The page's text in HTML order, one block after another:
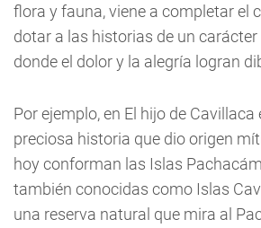
flora y fauna, viene a completar el
dotar a las historias de un
donde el dolor y la alegría logran
Por ejemplo, en El hijo de
preciosa historia que dio origen
hoy conforman las Islas
también conocidas como Islas
una reserva natural que mira al